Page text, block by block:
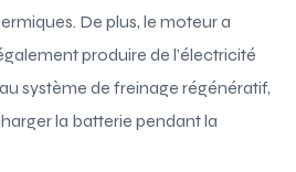
De plus, le moteur a
produire de l’électricité
système de freinage régénératif,
la batterie pendant la